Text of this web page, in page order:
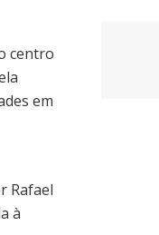
centro
em
Rafael
à